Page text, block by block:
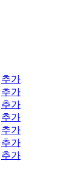
추가
추가
추가
추가
추가
추가
추가